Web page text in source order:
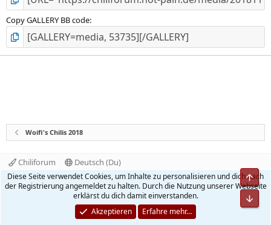
Copy GALLERY BB code
Woifi's Chilis 2018
Chiliforum
Deutsch (Du)
Kontakt
Nutzungsbedingungen
Datenschutz
Hilfe und Impressum
Start
R
S
Community platform by XenForo® © 2010-2026 XenForo Ltd.
Quality Add-Ons made withbyWMTech.
Diese Seite verwendet Cookies, um Inhalte zu personalisieren und dich nach
der Registrierung angemeldet zu halten. Durch die Nutzung unserer Webseite
erklärst du dich damit einverstanden.
Akzeptieren
Erfahre mehr…